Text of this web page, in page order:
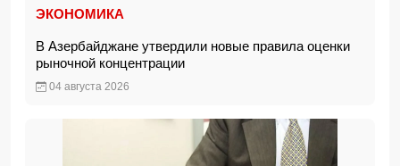
ЭКОНОМИКА
В Азербайджане утвердили новые правила оценки
рыночной концентрации
04 августа 2026